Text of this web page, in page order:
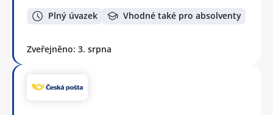
Plný úvazek Vhodné také pro absolventy
Zveřejněno: 3. srpna